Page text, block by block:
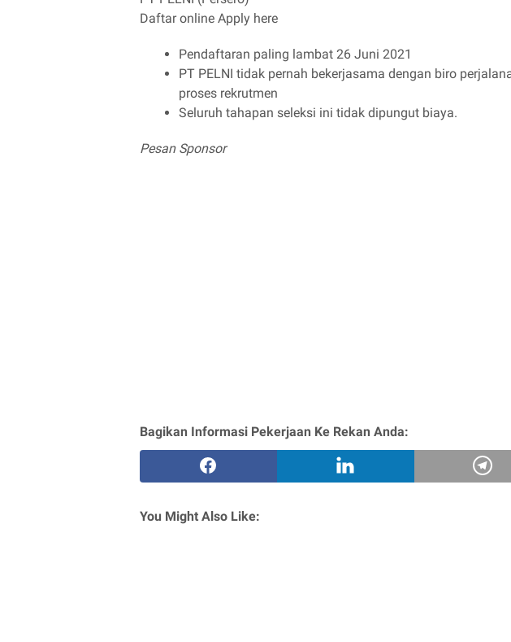
Daftar online Apply here
Pendaftaran paling lambat 26 Juni 2021
PT PELNI tidak pernah bekerjasama dengan biro
proses rekrutmen
Seluruh tahapan seleksi ini tidak dipungut biaya.
Pesan Sponsor
Bagikan Informasi Pekerjaan Ke Rekan Anda:
You Might Also Like: